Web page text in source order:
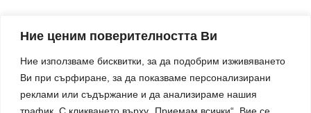
Ние ценим поверителността Ви
Ние използваме бисквитки, за да подобрим изживяването
Ви при сърфиране, за да показваме персонализирани
реклами или съдържание и да анализираме нашия
трафик. С кликването върху „Приемам всички“, Вие се
Твоят партньор за по-добра организация и
спокойствие в бизнеса.